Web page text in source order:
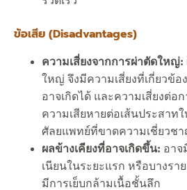
ข้อเสีย (Disadvantages)
ความเสี่ยงจากการผ่าตัดใหญ่:
ใหญ่ จึงมีความเสี่ยงที่เกี่ยวข้อ
อาจเกิดได้ และความเสี่ยงต่อ
ความเสียหายต่อเส้นประสาท
ศัลยแพทย์ที่ขาดความเชี่ยวช
ผลข้างเคียงที่อาจเกิดขึ้น: อาจ
เนียนในระยะแรก หรือบางรา
มีการเย็บกล้ามเนื้อชั้นลึก